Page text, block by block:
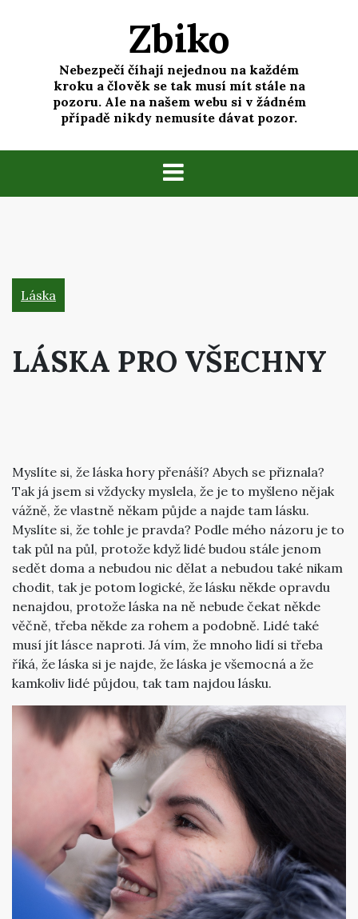
Zbiko
Nebezpečí číhají nejednou na každém
kroku a člověk se tak musí mít stále na
pozoru. Ale na našem webu si v žádném
případě nikdy nemusíte dávat pozor.
Láska
LÁSKA PRO VŠECHNY
Myslíte si, že láska hory přenáší? Abych se přiznala?
Tak já jsem si vždycky myslela, že je to myšleno nějak
vážně, že vlastně někam půjde a najde tam lásku.
Myslíte si, že tohle je pravda? Podle mého názoru je to
tak půl na půl, protože když lidé budou stále jenom
sedět doma a nebudou nic dělat a nebudou také nikam
chodit, tak je potom logické, že lásku někde opravdu
nenajdou, protože láska na ně nebude čekat někde
věčně, třeba někde za rohem a podobně. Lidé také
musí jít lásce naproti. Já vím, že mnoho lidí si třeba
říká, že láska si je najde, že láska je všemocná a že
kamkoliv lidé půjdou, tak tam najdou lásku.